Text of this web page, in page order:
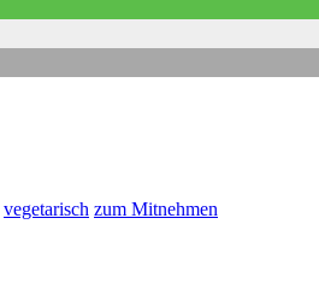
vegetarisch zum Mitnehmen